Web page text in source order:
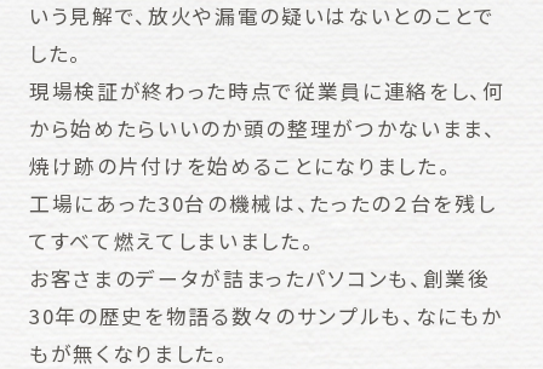
いう見解で、放火や漏電の疑いはないとのことで
した。
現場検証が終わった時点で従業員に連絡をし、何
から始めたらいいのか頭の整理がつかないまま、
焼け跡の片付けを始めることになりました。
工場にあった30台の機械は、たったの２台を残し
てすべて燃えてしまいました。
お客さまのデータが詰まったパソコンも、創業後
30年の歴史を物語る数々のサンプルも、なにもか
もが無くなりました。